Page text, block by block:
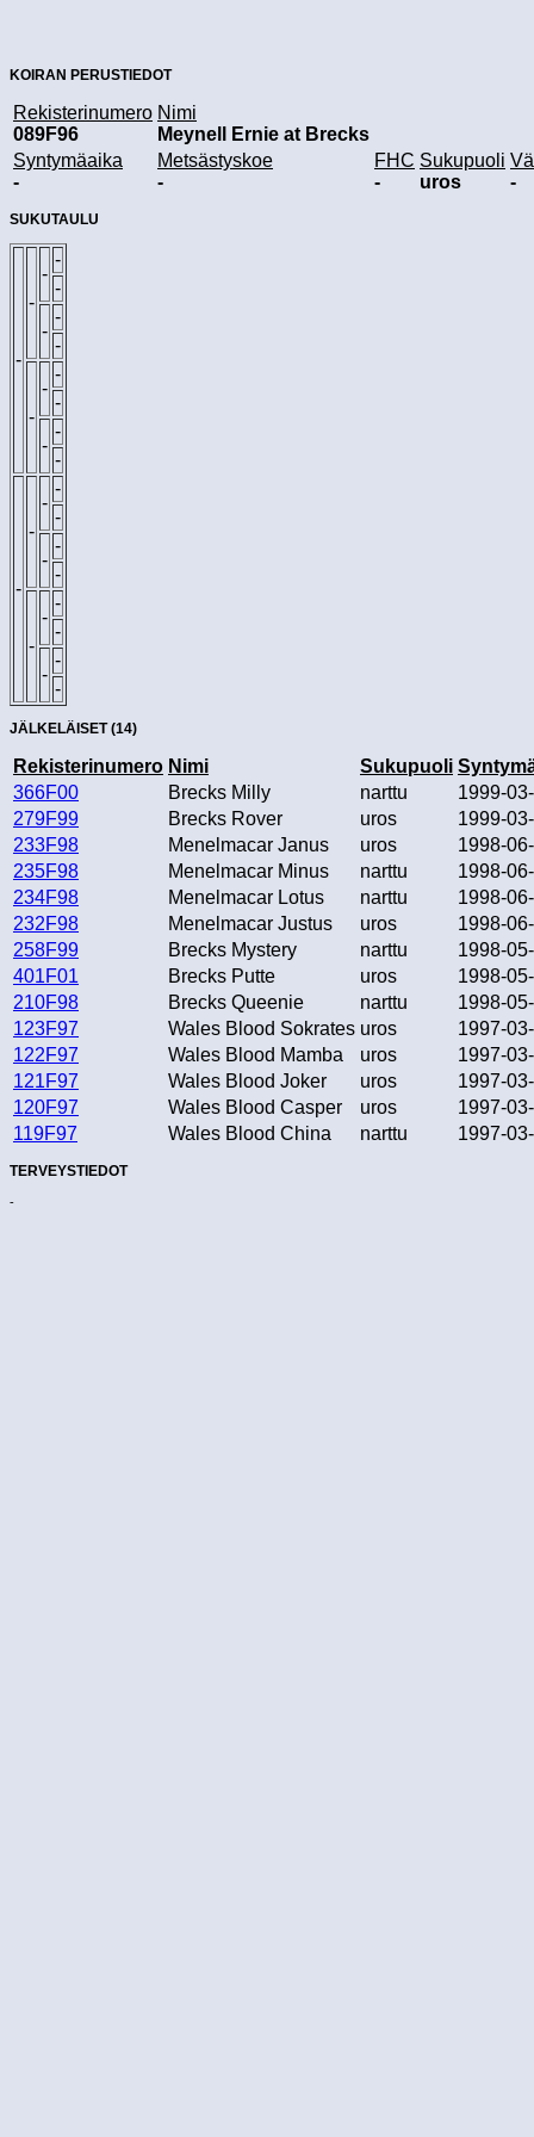
KOIRAN PERUSTIEDOT
Rekisterinumero
089F96
Nimi
Meynell Ernie at Brecks
Syntymäaika
-
Metsästyskoe
-
FHC
-
Sukupuoli
uros
-
SUKUTAULU
-
-
-
-
-
-
-
-
-
-
-
-
-
-
-
-
-
-
-
-
-
-
-
-
-
-
-
-
-
-
JÄLKELÄISET (14)
Rekisterinumero Nimi Sukupuoli
366F00
Brecks Milly narttu
1999-
279F99
Brecks Rover uros
1999-
233F98
Menelmacar Janus uros
1998-
235F98
Menelmacar Minus narttu
1998-
234F98
Menelmacar Lotus narttu
1998-
232F98
Menelmacar Justus uros
1998-
258F99
Brecks Mystery narttu
1998-
401F01
Brecks Putte uros
1998-
210F98
Brecks Queenie narttu
1998-
123F97
Wales Blood Sokrates uros
1997-
122F97
Wales Blood Mamba uros
1997-
121F97
Wales Blood Joker uros
1997-
120F97
Wales Blood Casper uros
1997-
119F97
Wales Blood China narttu 1997-
TERVEYSTIEDOT
-